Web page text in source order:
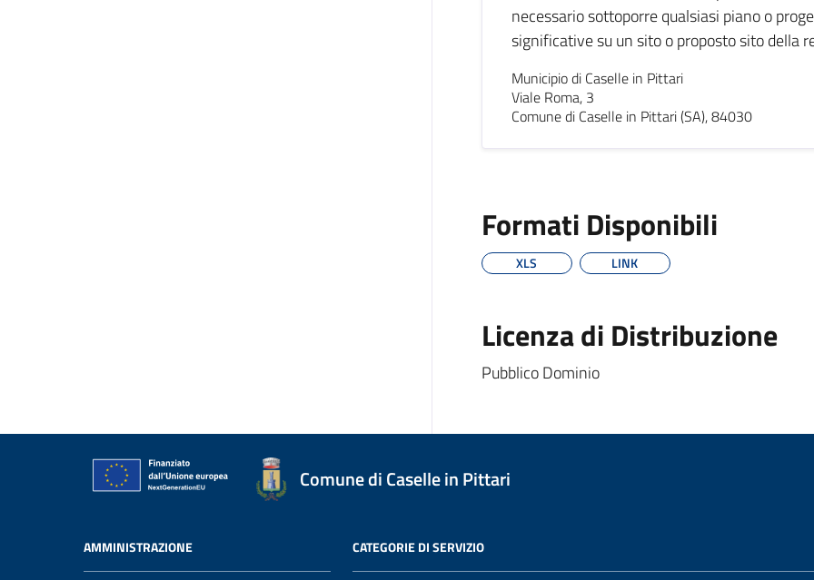
necessario sottoporre qualsiasi piano o
significative su un sito o proposto sito della
Municipio di Caselle in Pittari
Viale Roma, 3
Comune di Caselle in Pittari (SA), 84030
Formati Disponibili
XLS LINK
Licenza di Distribuzione
Pubblico Dominio
Comune di Caselle in Pittari
AMMINISTRAZIONE CATEGORIE DI SERVIZIO